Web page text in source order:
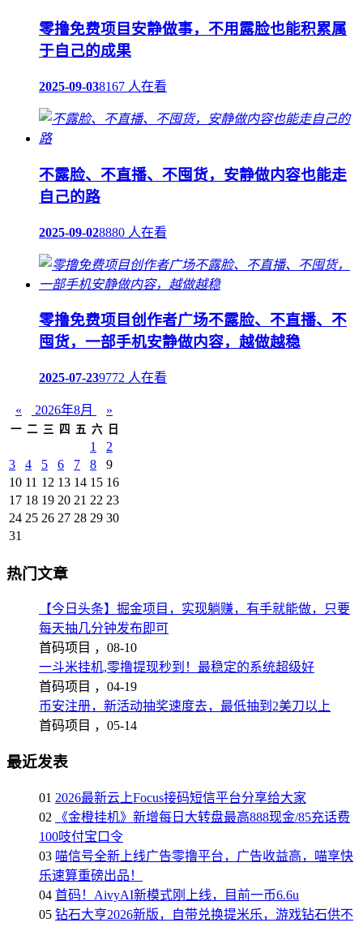
零撸免费项目安静做事，不用露脸也能积累属
于自己的成果
2025-09-038167 人在看
不露脸、不直播、不囤货，安静做内容也能走
自己的路
2025-09-028880 人在看
零撸免费项目创作者广场不露脸、不直播、不
囤货，一部手机安静做内容，越做越稳
2025-07-239772 人在看
« 2026年8月 »
一 二 三 四 五 六 日
1
2
3
4 5 6 7 8
9
10 11 12 13 14 15 16
17 18 19 20 21 22 23
24 25 26 27 28 29 30
31
热门文章
【今日头条】掘金项目，实现躺赚，有手就能做，只要
每天抽几分钟发布即可
首码项目 ， 08-10
一斗米挂机,零撸提现秒到！最稳定的系统超级好
首码项目 ， 04-19
币安注册，新活动抽奖速度去，最低抽到2美刀以上
首码项目 ， 05-14
最近发表
01 2026最新云上Focus接码短信平台分享给大家
02
《金橙挂机》新增每日大转盘最高888现金/85充话费
100吱付宝口令
03 喵信号全新上线广告零撸平台，广告收益高，喵享快
乐速算重磅出品！
04 首码！AivyAI新模式刚上线，目前一币6.6u
05 钻石大亨2026新版，自带兑换提米乐，游戏钻石供不